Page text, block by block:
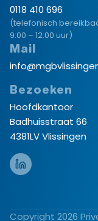
0118 410 696
(telefonisch
9:00 – 12:00 uur)
Mail
Bezoeken
Hoofdkantoor
Badhuisstraat 66
4381LV Vlissingen
Copyright 2026